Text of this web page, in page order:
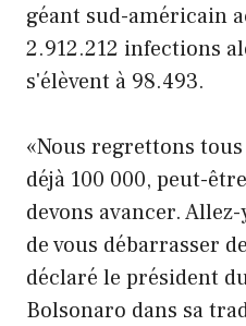
géant sud-américain
2.912.212 infections
s'élèvent à 98.493.
«Nous regrettons
déjà 100 000, peut-
devons avancer.
de vous débarrasser
déclaré le président
Bolsonaro dans sa